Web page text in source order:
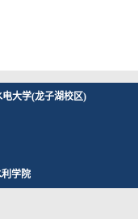
大学(龙子湖校区)
学院